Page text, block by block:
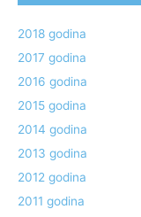
2018 godina
2017 godina
2016 godina
2015 godina
2014 godina
2013 godina
2012 godina
2011 godina